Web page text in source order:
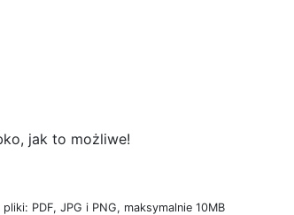
jak to możliwe!
PDF, JPG i PNG, maksymalnie 10MB